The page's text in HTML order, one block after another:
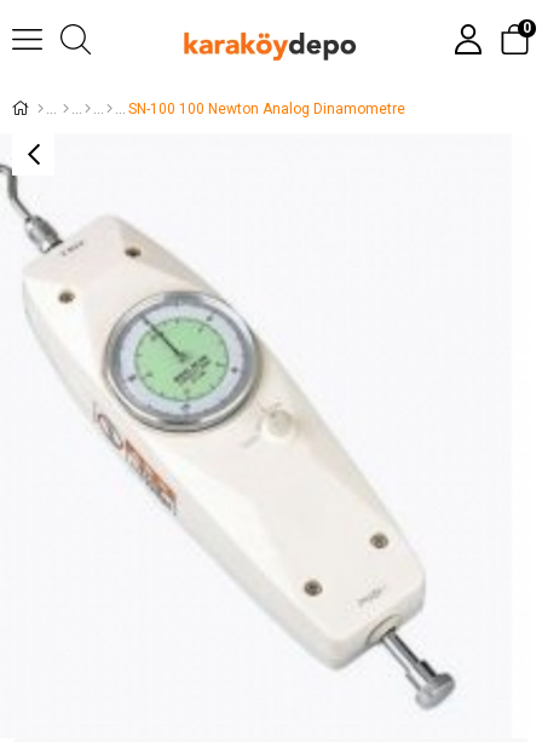
0
SN-100 100 Newton Analog Dinamometre